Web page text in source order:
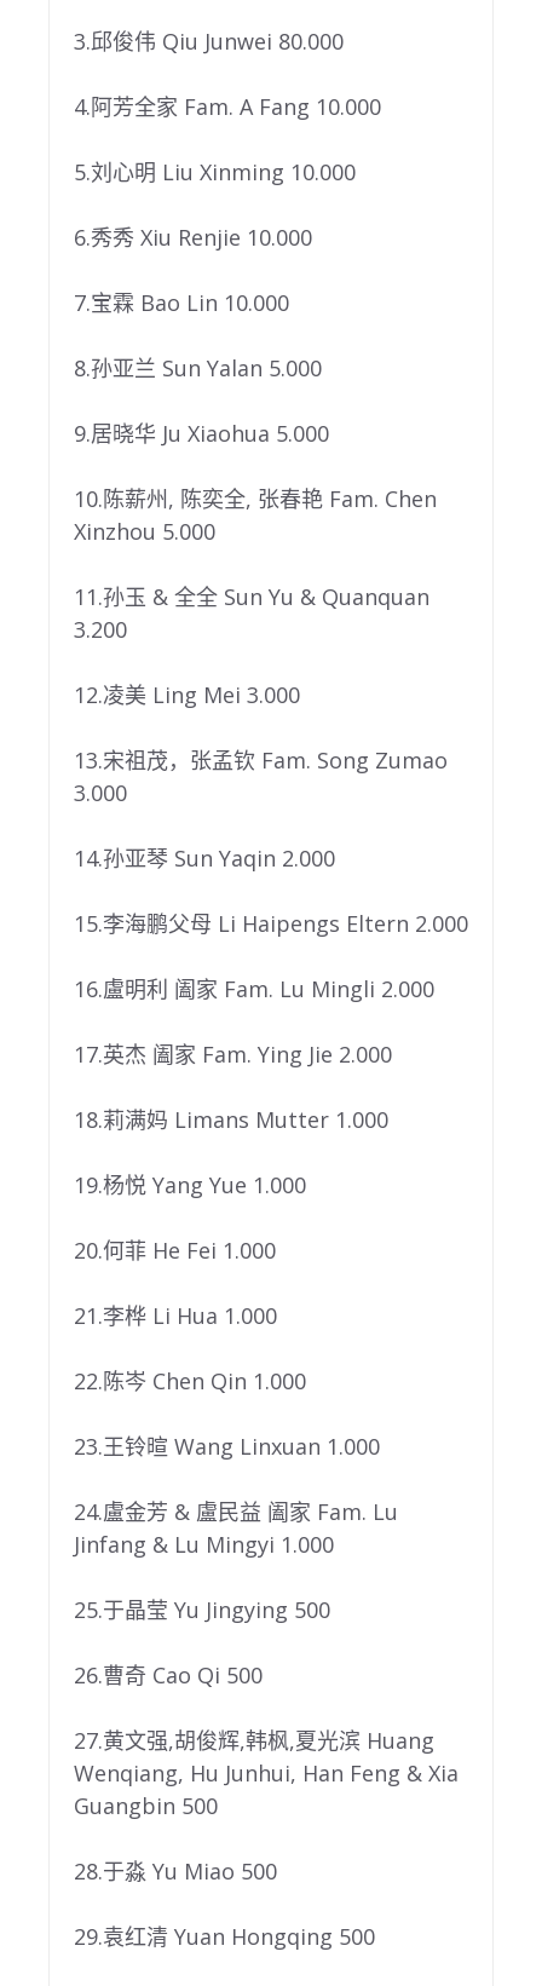
3.邱俊伟 Qiu Junwei 80.000
4.阿芳全家 Fam. A Fang 10.000
5.刘心明 Liu Xinming 10.000
6.秀秀 Xiu Renjie 10.000
7.宝霖 Bao Lin 10.000
8.孙亚兰 Sun Yalan 5.000
9.居晓华 Ju Xiaohua 5.000
10.陈薪州, 陈奕全, 张春艳 Fam. Chen
Xinzhou 5.000
11.孙玉 & 全全 Sun Yu & Quanquan
3.200
12.凌美 Ling Mei 3.000
13.宋祖茂，张孟钦 Fam. Song Zumao
3.000
14.孙亚琴 Sun Yaqin 2.000
15.李海鹏父母 Li Haipengs Eltern 2.000
16.盧明利 阖家 Fam. Lu Mingli 2.000
17.英杰 阖家 Fam. Ying Jie 2.000
18.莉满妈 Limans Mutter 1.000
19.杨悦 Yang Yue 1.000
20.何菲 He Fei 1.000
21.李桦 Li Hua 1.000
22.陈岑 Chen Qin 1.000
23.王铃暄 Wang Linxuan 1.000
24.盧金芳 & 盧民益 阖家 Fam. Lu
Jinfang & Lu Mingyi 1.000
25.于晶莹 Yu Jingying 500
26.曹奇 Cao Qi 500
27.黄文强,胡俊辉,韩枫,夏光滨 Huang
Wenqiang, Hu Junhui, Han Feng & Xia
Guangbin 500
28.于淼 Yu Miao 500
29.袁红清 Yuan Hongqing 500